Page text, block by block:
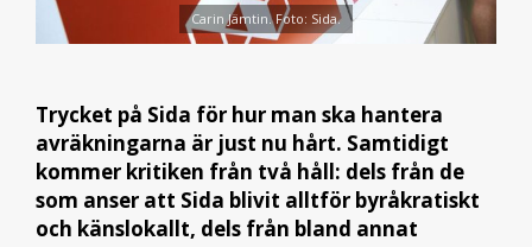
Carin Jämtin. Foto: Sida.
Trycket på Sida för hur man ska hantera
avräkningarna är just nu hårt. Samtidigt
kommer kritiken från två håll: dels från de
som anser att Sida blivit alltför byråkratiskt
och känslokallt, dels från bland annat